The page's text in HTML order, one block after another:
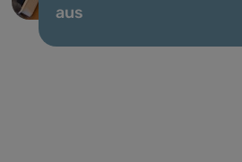
aus